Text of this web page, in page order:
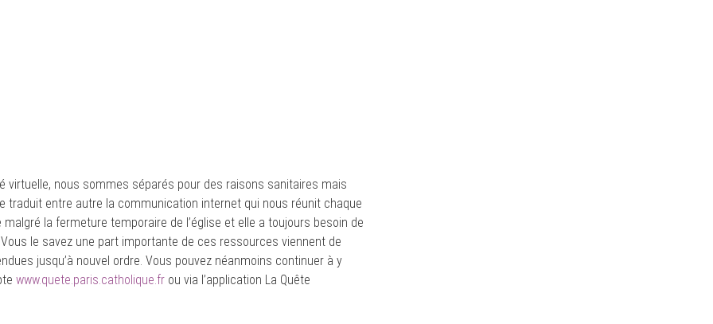
virtuelle, nous sommes séparés pour des raisons sanitaires mais
traduit entre autre la communication internet qui nous réunit chaque
la fermeture temporaire de l’église et elle a toujours besoin de
le savez une part importante de ces ressources viennent de
jusqu’à nouvel ordre. Vous pouvez néanmoins continuer à y
www.quete.paris.catholique.fr ou via l’application La Quête